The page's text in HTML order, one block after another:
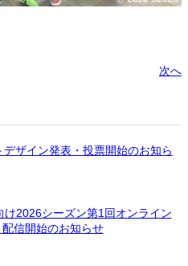
次へ
デザイン発表・投票開始のお知ら
け2026シーズン第1回オンライン
配信開始のお知らせ